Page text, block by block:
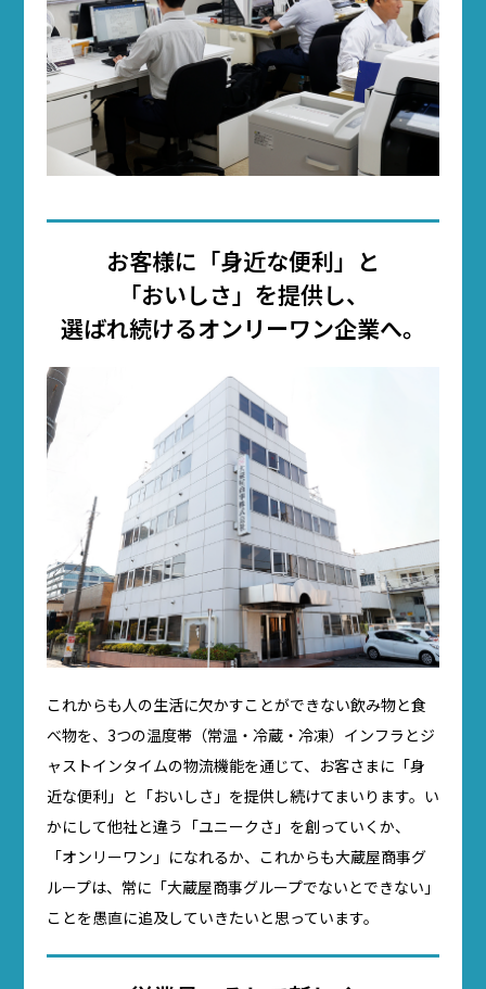
お客様に「身近な便利」と
「おいしさ」を提供し、
選ばれ続けるオンリーワン企業へ。
これからも人の生活に欠かすことができない飲み物と食
べ物を、3つの温度帯（常温・冷蔵・冷凍）インフラとジ
ャストインタイムの物流機能を通じて、お客さまに「身
近な便利」と「おいしさ」を提供し続けてまいります。い
かにして他社と違う「ユニークさ」を創っていくか、
「オンリーワン」になれるか、これからも大蔵屋商事グ
ループは、常に「大蔵屋商事グループでないとできない」
ことを愚直に追及していきたいと思っています。